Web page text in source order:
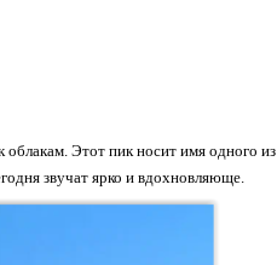
Этот пик носит имя одного из
звучат ярко и вдохновляюще.